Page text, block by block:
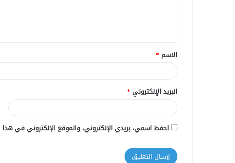
ق
*
الاسم *
البريد الإلكتروني *
احفظ اسمي، بريدي الإلكتروني، والموقع الإلكتروني في